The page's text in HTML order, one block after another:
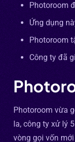
Photoroom
Ứng dụng
Photoroom
Công ty đã
Photoroom vừa
la, công ty xử lý
vòng gọi vốn